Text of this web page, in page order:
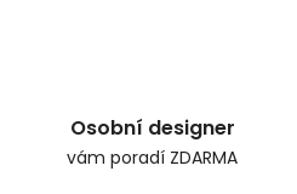
Osobní designer
vám poradí ZDARMA